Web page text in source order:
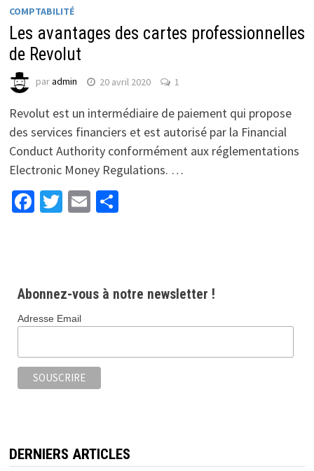
COMPTABILITÉ
Les avantages des cartes professionnelles
de Revolut
paradmin 20 avril 2020 1
Revolut est un intermédiaire de paiement qui propose
des services financiers et est autorisé par la Financial
Conduct Authority conformément aux réglementations
Electronic Money Regulations. …
Facebook
Twitter
EmailPartager
Abonnez-vous à notre newsletter !
Adresse Email
DERNIERS ARTICLES